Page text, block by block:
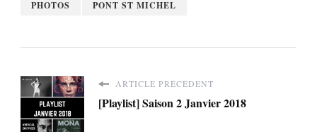
PHOTOS
PONT ST MICHEL
ARTICLE PRÉCÉDENT
[Playlist] Saison 2 Janvier 2018